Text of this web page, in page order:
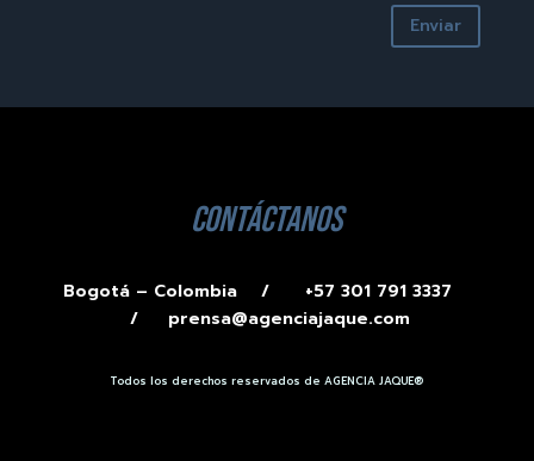
Enviar
contáctanos
Bogotá – Colombia /
+57 301 791 3337
/ prensa@agenciajaque.com
Todos los derechos reservados de AGENCIA JAQUE®